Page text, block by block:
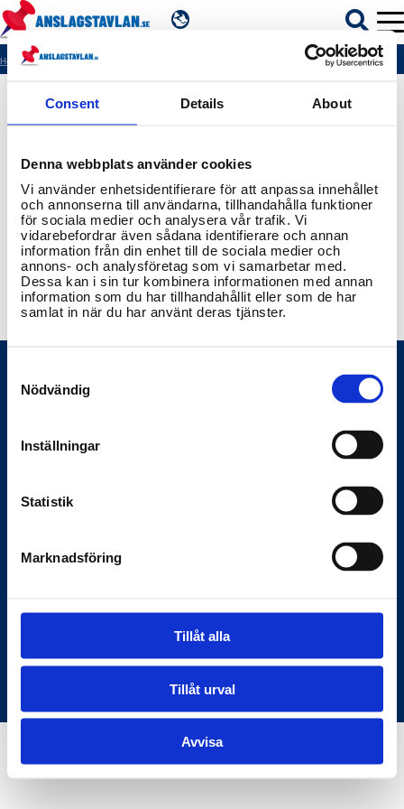
Consent Details About
Denna webbplats använder cookies
Vi använder enhetsidentifierare för att anpassa innehållet
och annonserna till användarna, tillhandahålla funktioner
för sociala medier och analysera vår trafik. Vi
vidarebefordrar även sådana identifierare och annan
information från din enhet till de sociala medier och
annons- och analysföretag som vi samarbetar med.
Dessa kan i sin tur kombinera informationen med annan
information som du har tillhandahållit eller som de har
samlat in när du har använt deras tjänster.
Selection
Nödvändig
Inställningar
Statistik
Marknadsföring
Tillåt alla
Tillåt urval
Avvisa
MYNDIGHETER
REGIONER
KOMMUNER
Hem 404
Anslagstavlan.se
myndigheter och samhället — den digitala
Om oss
© Copyright Anslagstavlan.se